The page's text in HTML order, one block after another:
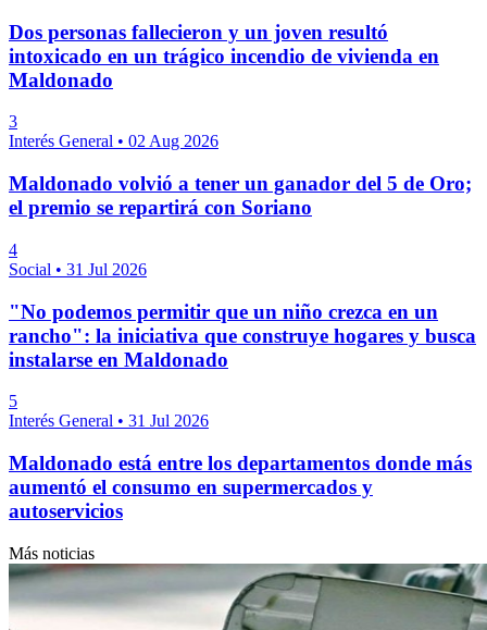
Dos personas fallecieron y un joven resultó
intoxicado en un trágico incendio de vivienda en
Maldonado
3
Interés General • 02 Aug 2026
Maldonado volvió a tener un ganador del 5 de Oro;
el premio se repartirá con Soriano
4
Social • 31 Jul 2026
"No podemos permitir que un niño crezca en un
rancho": la iniciativa que construye hogares y busca
instalarse en Maldonado
5
Interés General • 31 Jul 2026
Maldonado está entre los departamentos donde más
aumentó el consumo en supermercados y
autoservicios
Más noticias